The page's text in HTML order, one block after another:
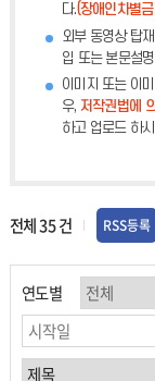
다.(장애인차별
외부 동영상 탑
입 또는 본문설
이미지 또는 이
우, 저작권법에
하고 업로드 하
전체35건 RSS등록
연도별